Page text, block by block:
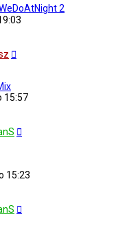
2
15:57
15:23